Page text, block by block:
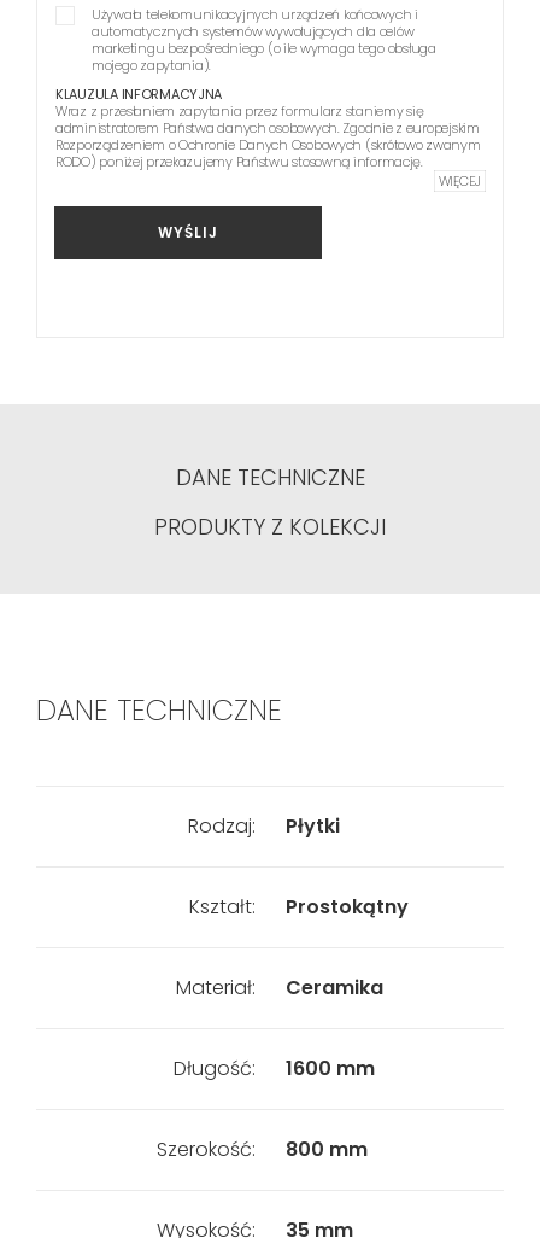
Używała telekomunikacyjnych urządzeń końcowych i
automatycznych systemów wywołujących dla celów
marketingu bezpośredniego (o ile wymaga tego obsługa
mojego zapytania).
KLAUZULA INFORMACYJNA
Wraz z przesłaniem zapytania przez formularz staniemy się
administratorem Państwa danych osobowych. Zgodnie z europejskim
Rozporządzeniem o Ochronie Danych Osobowych (skrótowo zwanym
RODO) poniżej przekazujemy Państwu stosowną informację.
WIĘCEJ
WYŚLIJ
DANE TECHNICZNE
PRODUKTY Z KOLEKCJI
DANE TECHNICZNE
Rodzaj: Płytki
Kształt: Prostokątny
Materiał: Ceramika
Długość: 1600 mm
Szerokość: 800 mm
Wysokość: 35 mm